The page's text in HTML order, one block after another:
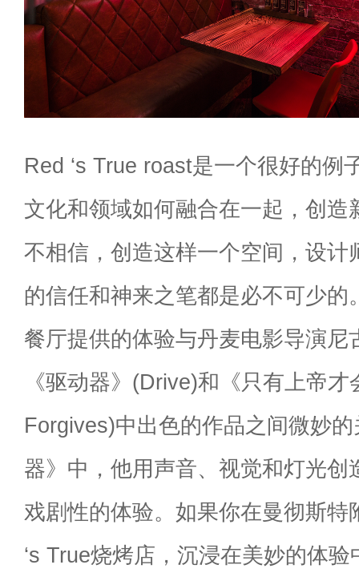
Red ‘s True roast是一个很好的例
文化和领域如何融合在一起，创造
不相信，创造这样一个空间，设计
的信任和神来之笔都是必不可少的
餐厅提供的体验与丹麦电影导演尼
《驱动器》(Drive)和《只有上帝
Forgives)中出色的作品之间微妙
器》中，他用声音、视觉和灯光创
戏剧性的体验。如果你在曼彻斯特
‘s True烧烤店，沉浸在美妙的体